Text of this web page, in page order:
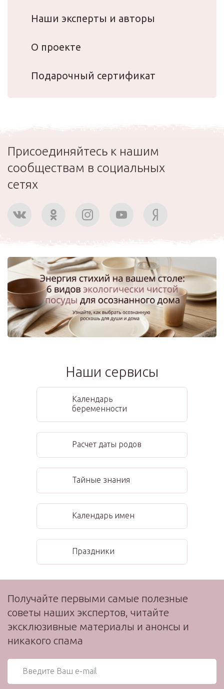
Наши эксперты и авторы
О проекте
Подарочный сертификат
Присоединяйтесь к нашим
сообществам в социальных
сетях
Наши сервисы
Календарь
беременности
Расчет даты родов
Тайные знания
Календарь имен
Праздники
Получайте первыми самые полезные
советы наших экспертов, читайте
эксклюзивные материалы и анонсы и
никакого спама